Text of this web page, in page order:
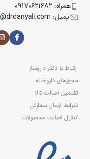
همراه: 09170621682
ایمیل: info@drdanyali.com
ارتباط با دکتر داروساز
مجوزهای داروخانه
تضمین اصالت کالا
شرایط ارسال سفارش
کنترل اصالت محصولات